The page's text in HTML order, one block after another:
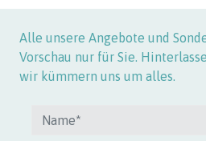
Alle unsere Angebote und
Vorschau nur für Sie.
wir kümmern uns um alles.